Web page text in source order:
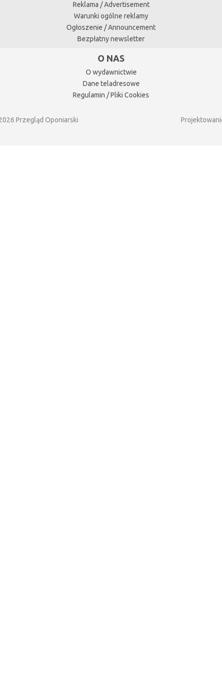
Reklama / Advertisement
Warunki ogólne reklamy
Ogłoszenie / Announcement
Bezpłatny newsletter
O NAS
O wydawnictwie
Dane teladresowe
Regulamin / Pliki Cookies
Przegląd Oponiarski